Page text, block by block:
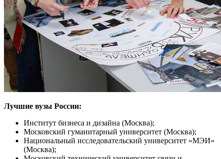
Лучшие вузы России:
Институт бизнеса и дизайна (Москва);
Московский гуманитарный университет (Москва);
Национальный исследовательский университет «МЭИ»
(Москва);